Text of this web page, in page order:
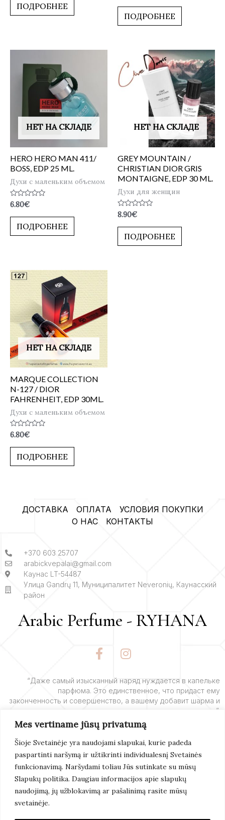
Mes vertiname jūsų privatumą
Šioje Svetainėje yra naudojami slapukai, kurie padeda
paspartinti naršymą ir užtikrinti individualesnį Svetainės
funkcionavimą. Naršydami toliau Jūs sutinkate su mūsų
Slapukų politika. Daugiau informacijos apie slapukų
naudojimą, jų užblokavimą ar pašalinimą rasite mūsų
svetainėje.
ПОДРОБНЕЕ
из
ПОДРОБНЕЕ
НЕТ НА СКЛАДЕ
HERO HERO MAN 411/
BOSS, EDP 25 ML.
Духи с маленьким объемом
Оценка
0
из
6.80€
ПОДРОБНЕЕ
НЕТ НА СКЛАДЕ
GREY MOUNTAIN /
CHRISTIAN DIOR GRIS
MONTAIGNE, EDP 30 ML.
Духи для женщин
Оценка
0
из
8.90€
ПОДРОБНЕЕ
НЕТ НА СКЛАДЕ
MARQUE COLLECTION
N-127 / DIOR
FAHRENHEIT, EDP 30ML.
Духи с маленьким объемом
Оценка
из
6.80€
ПОДРОБНЕЕ
ДОСТАВКА ОПЛАТА
УСЛОВИЯ ПОКУПКИ
О НАС
КОНТАКТЫ
+370 603 25707
arabickvepalai@gmail.com
Каунас LT-54487
Улица Gandrų 11, Муниципалитет Neveronių, Каунасский
район
Arabic Perfume - RYHANA
F
a
e
b
o
o
k
-
f
I
n
t
a
g
r
a
m
“Даже самый изысканный наряд нуждается в капельке
парфюма. Это единственное, что придаст ему
законченность и совершенство, а вашему добавит шарма и
очарования”.
Подробнее